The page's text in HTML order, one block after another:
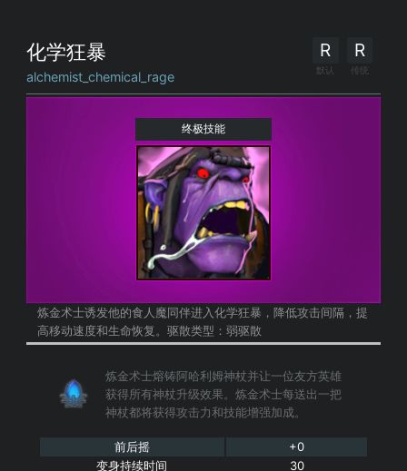
化学狂暴
alchemist_chemical_rage
R
传统
R
默认
终极技能
炼金术士诱发他的食人魔同伴进入化学狂暴，降低攻击间隔，提
高移动速度和生命恢复。驱散类型：弱驱散
炼金术士熔铸阿哈利姆神杖并让一位友方英雄
获得所有神杖升级效果。炼金术士每送出一把
神杖都将获得攻击力和技能增强加成。
前后摇
+0
变身持续时间
30